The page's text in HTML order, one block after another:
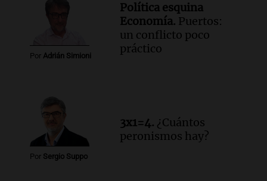
Por Adrián Simioni
Política esquina
Economía. Puertos:
un conflicto poco
práctico
Por Sergio Suppo
3x1=4. ¿Cuántos
peronismos hay?